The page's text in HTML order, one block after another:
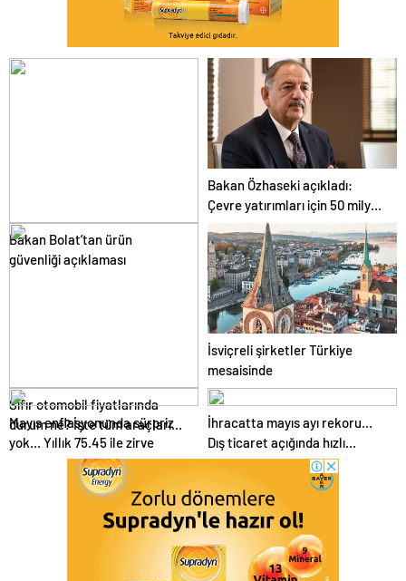
Bakan Bolat’tan ürün
güvenliği açıklaması
Bakan Özhaseki açıkladı:
Çevre yatırımları için 50 milyar
TL nakdi destek sağladık
Sıfır otomobil fiyatlarında
durum ne? İşte tüm araçların
fiyat listesi
İsviçreli şirketler Türkiye
mesaisinde
Mayıs enflasyonunda sürpriz
yok… Yıllık 75.45 ile zirve
İhracatta mayıs ayı rekoru…
Dış ticaret açığında hızlı
gerileme